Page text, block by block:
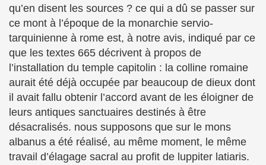
qu’en disent les sources ? ce qui a dû se passer sur
ce mont à l’époque de la monarchie servio-
tarquinienne à rome est, à notre avis, indiqué par ce
que les textes 665 décrivent à propos de
l’installation du temple capitolin : la colline romaine
aurait été déjà occupée par beaucoup de dieux dont
il avait fallu obtenir l’accord avant de les éloigner de
leurs antiques sanctuaires destinés à être
désacralisés. nous supposons que sur le mons
albanus a été réalisé, au même moment, le même
travail d’élagage sacral au profit de luppiter latiaris.